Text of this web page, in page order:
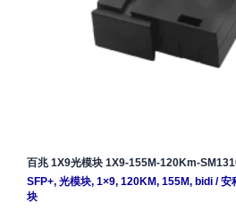
百兆 1X9光模块 1X9-155M-120Km-
SFP+, 光模块, 1×9, 120KM, 155M, bidi/安
块